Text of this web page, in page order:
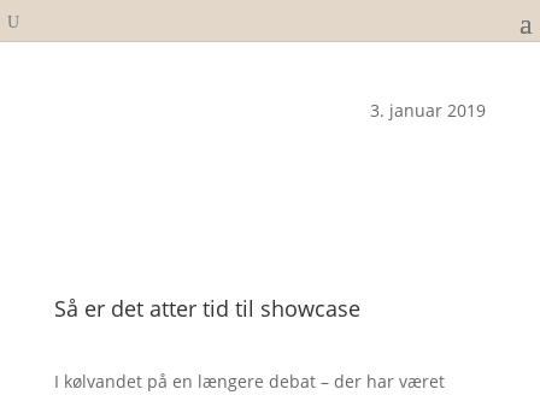
3. januar 2019
Så er det atter tid til showcase
I kølvandet på en længere debat – der har været